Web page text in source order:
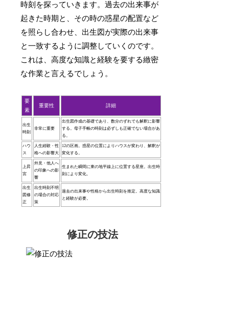
時刻を探っていきます。過去の出来事が
起きた時期と、その時の惑星の配置など
を照らし合わせ、出生図が実際の出来事
と一致するように調整していくのです。
これは、高度な知識と経験を要する緻密
な作業と言えるでしょう。
要
素
重要性 詳細
出生
時刻
非常に重要
出生図作成の基礎であり、数分のずれでも解釈に影響
する。母子手帳の時刻は必ずしも正確でない場合があ
る。
ハウ
ス
人生経験・性
格への影響大
12の区画。惑星の位置によりハウスが変わり、解釈が
変化する。
上昇
宮
外見・他人へ
の印象への影
響
生まれた瞬間に東の地平線上に位置する星座。出生時
刻により変化。
出生
図修
正
出生時刻不明
の場合の対応
策
過去の出来事や性格から出生時刻を推定。高度な知識
と経験が必要。
修正の技法